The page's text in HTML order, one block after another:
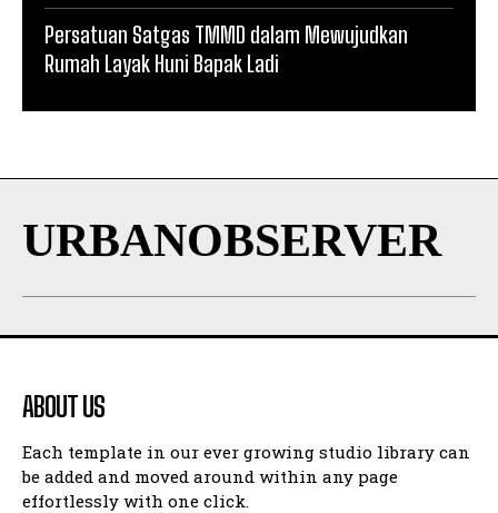
Persatuan Satgas TMMD dalam Mewujudkan
Rumah Layak Huni Bapak Ladi
URBANOBSERVER
ABOUT US
Each template in our ever growing studio library can
be added and moved around within any page
effortlessly with one click.